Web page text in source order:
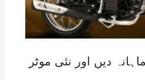
ماہانہ دیں اور نئی موٹر